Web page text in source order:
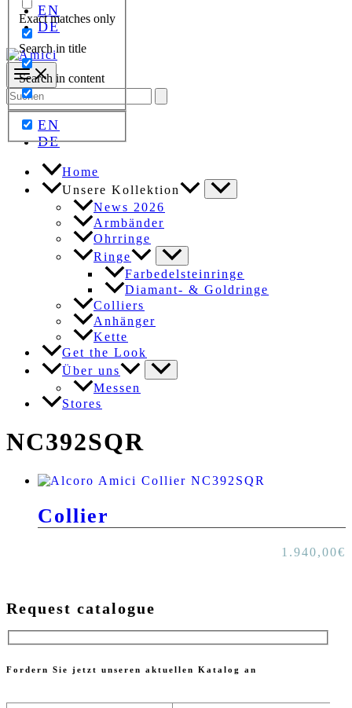
Exact matches only
Search in title
Search in content
EN
DE
Search
for:
EN
DE
Home
Unsere Kollektion
News 2026
Armbänder
Ohrringe
Ringe
Farbedelsteinringe
Diamant- & Goldringe
Colliers
Anhänger
Kette
Get the Look
Über uns
Messen
Stores
NC392SQR
Collier
1.940,00€
Request catalogue
Fordern Sie jetzt unseren aktuellen Katalog an